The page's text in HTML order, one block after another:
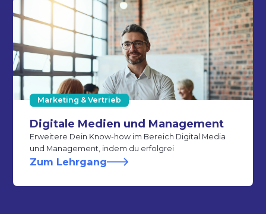
Digitale Medien und Management
Erweitere Dein Know-how im Bereich Digital Media
und Management, indem du erfolgrei
Zum Lehrgang
Marketing & Vertrieb